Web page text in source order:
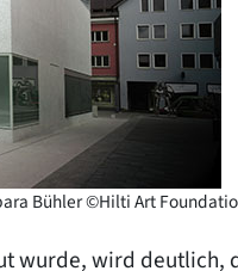
Bühler ©Hilti Art
wurde, wird deutlich,